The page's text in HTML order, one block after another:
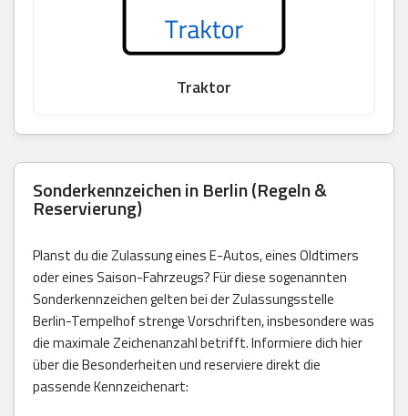
Traktor
Sonderkennzeichen in Berlin (Regeln &
Reservierung)
Planst du die Zulassung eines E-Autos, eines Oldtimers
oder eines Saison-Fahrzeugs? Für diese sogenannten
Sonderkennzeichen gelten bei der Zulassungsstelle
Berlin-Tempelhof strenge Vorschriften, insbesondere was
die maximale Zeichenanzahl betrifft. Informiere dich hier
über die Besonderheiten und reserviere direkt die
passende Kennzeichenart: